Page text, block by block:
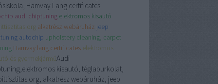
Hamvay Lang certificates
audi chiptuning elektromos kisautó
alkatrész webáruház jeep
autochip upholstery cleaning, carpet
Hamvay lang certificates elektromos
és gyermekjárműAudi
kisautó, téglaburkolat,
alkatrész webáruház, jeep